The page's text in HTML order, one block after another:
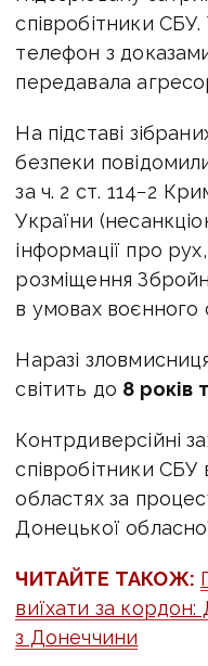
співробітники
телефон з
передавала
На підставі
безпеки
за ч. 2 ст. 114−2
України
інформації про
розміщення
в умовах воєнного
Наразі
світить до 8 років
Контрдиверсійні
співробітники СБУ
областях за
Донецької
ЧИТАЙТЕ ТАКОЖ:
виїхати за
з Донеччини